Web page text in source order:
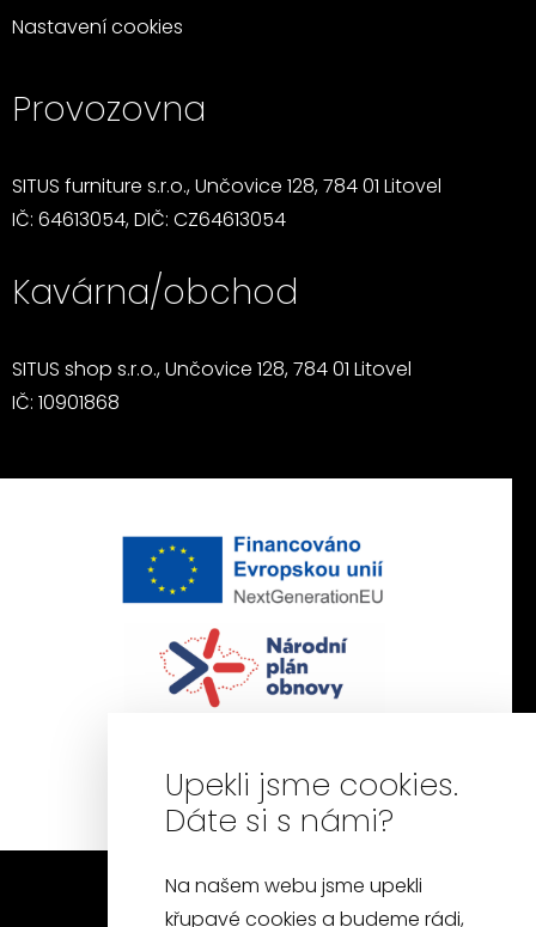
Nastavení cookies
Provozovna
SITUS furniture s.r.o., Unčovice 128, 784 01 Litovel
IČ: 64613054, DIČ: CZ64613054
Kavárna/obchod
SITUS shop s.r.o., Unčovice 128, 784 01 Litovel
IČ: 10901868
Upekli jsme cookies.
Dáte si s námi?
Na našem webu jsme upekli
křupavé cookies a budeme rádi,